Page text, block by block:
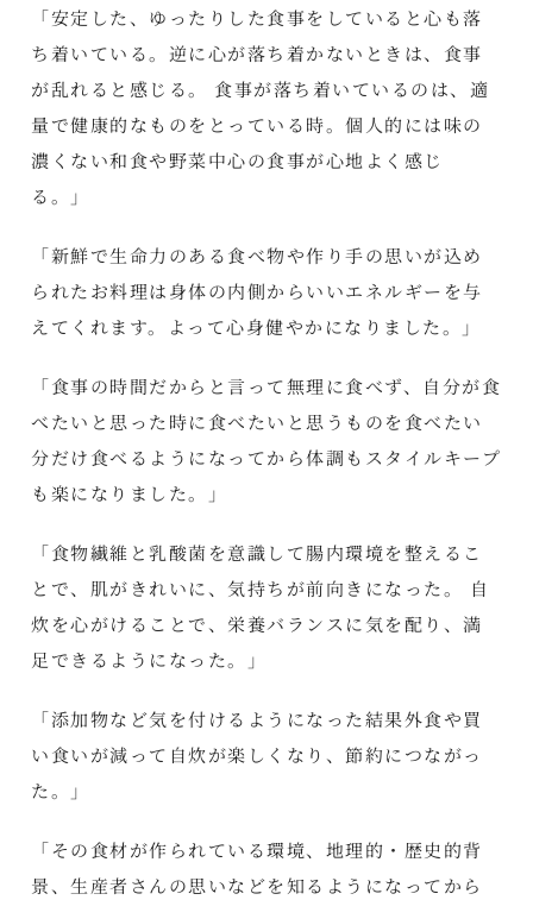
「安定した、ゆったりした食事をしていると心も落
ち着いている。逆に心が落ち着かないときは、食事
が乱れると感じる。 食事が落ち着いているのは、適
量で健康的なものをとっている時。個人的には味の
濃くない和食や野菜中心の食事が心地よく感じ
る。」
「新鮮で生命力のある食べ物や作り手の思いが込め
られたお料理は身体の内側からいいエネルギーを与
えてくれます。よって心身健やかになりました。」
「食事の時間だからと言って無理に食べず、自分が食
べたいと思った時に食べたいと思うものを食べたい
分だけ食べるようになってから体調もスタイルキープ
も楽になりました。」
「食物繊維と乳酸菌を意識して腸内環境を整えるこ
とで、肌がきれいに、気持ちが前向きになった。 自
炊を心がけることで、栄養バランスに気を配り、満
足できるようになった。」
「添加物など気を付けるようになった結果外食や買
い食いが減って自炊が楽しくなり、節約につながっ
た。」
「その食材が作られている環境、地理的・歴史的背
景、生産者さんの思いなどを知るようになってから